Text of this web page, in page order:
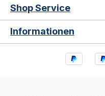
Shop Service
Informationen